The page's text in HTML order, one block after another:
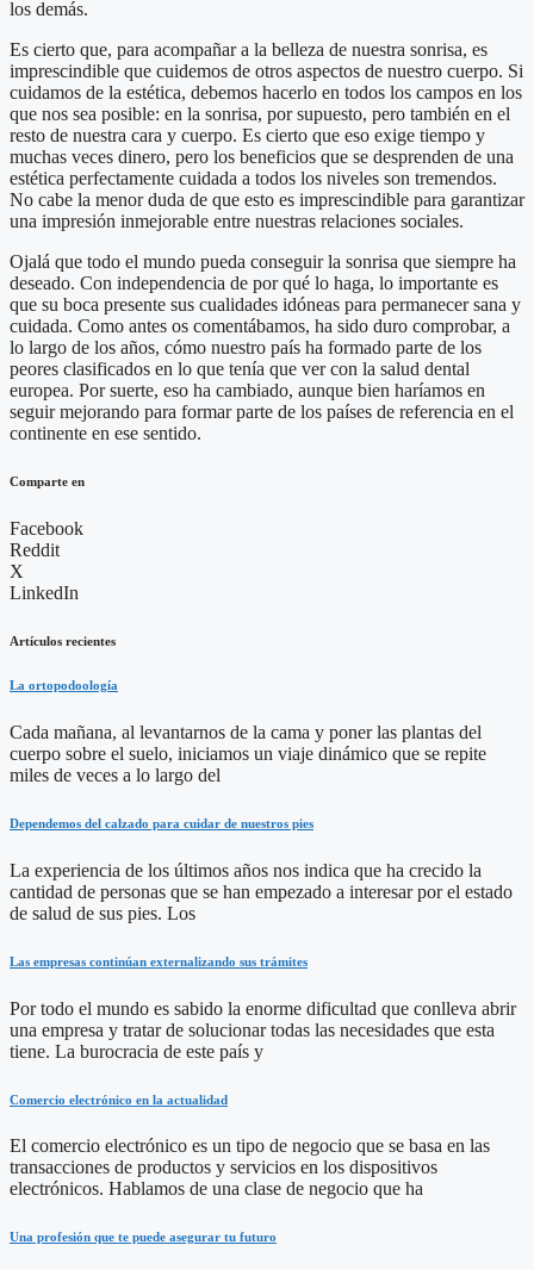
los demás.
Es cierto que, para acompañar a la belleza de nuestra sonrisa, es
imprescindible que cuidemos de otros aspectos de nuestro cuerpo. Si
cuidamos de la estética, debemos hacerlo en todos los campos en los
que nos sea posible: en la sonrisa, por supuesto, pero también en el
resto de nuestra cara y cuerpo. Es cierto que eso exige tiempo y
muchas veces dinero, pero los beneficios que se desprenden de una
estética perfectamente cuidada a todos los niveles son tremendos.
No cabe la menor duda de que esto es imprescindible para garantizar
una impresión inmejorable entre nuestras relaciones sociales.
Ojalá que todo el mundo pueda conseguir la sonrisa que siempre ha
deseado. Con independencia de por qué lo haga, lo importante es
que su boca presente sus cualidades idóneas para permanecer sana y
cuidada. Como antes os comentábamos, ha sido duro comprobar, a
lo largo de los años, cómo nuestro país ha formado parte de los
peores clasificados en lo que tenía que ver con la salud dental
europea. Por suerte, eso ha cambiado, aunque bien haríamos en
seguir mejorando para formar parte de los países de referencia en el
continente en ese sentido.
Comparte en
Facebook
Reddit
X
LinkedIn
Artículos recientes
La ortopodoología
Cada mañana, al levantarnos de la cama y poner las plantas del
cuerpo sobre el suelo, iniciamos un viaje dinámico que se repite
miles de veces a lo largo del
Dependemos del calzado para cuidar de nuestros pies
La experiencia de los últimos años nos indica que ha crecido la
cantidad de personas que se han empezado a interesar por el estado
de salud de sus pies. Los
Las empresas continúan externalizando sus trámites
Por todo el mundo es sabido la enorme dificultad que conlleva abrir
una empresa y tratar de solucionar todas las necesidades que esta
tiene. La burocracia de este país y
Comercio electrónico en la actualidad
El comercio electrónico es un tipo de negocio que se basa en las
transacciones de productos y servicios en los dispositivos
electrónicos. Hablamos de una clase de negocio que ha
Una profesión que te puede asegurar tu futuro